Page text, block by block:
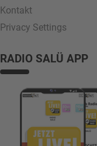
Kontakt
Privacy Settings
RADIO SALÜ APP